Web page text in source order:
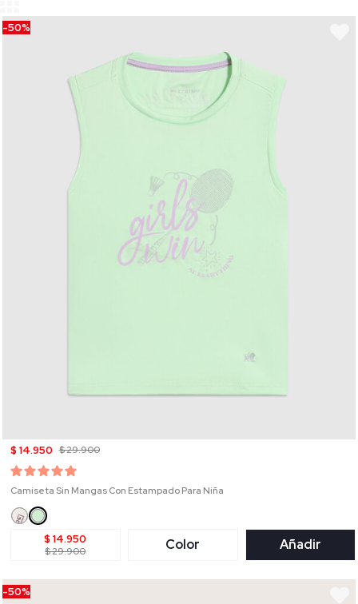
-50%
$ 14.950 $ 29.900
Camiseta Sin Mangas Con Estampado Para Niña
$ 14.950
$ 29.900 Color Añadir
-50%